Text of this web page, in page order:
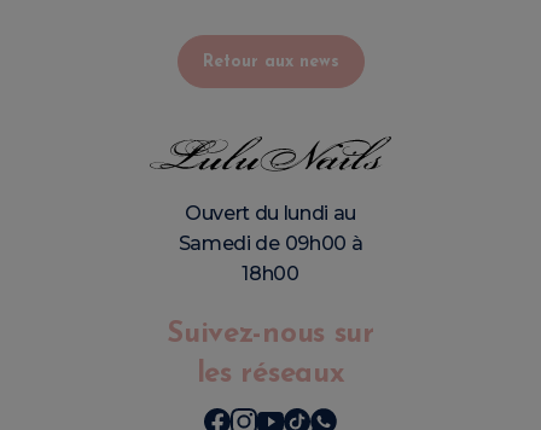
Retour aux news
Ouvert du lundi au
Samedi de 09h00 à
18h00
Suivez-nous sur
les réseaux